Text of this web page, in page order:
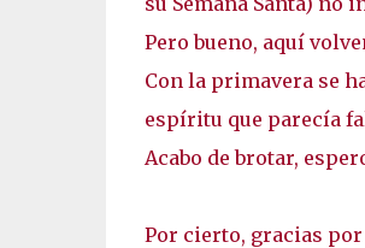
Pero bueno, aquí
Con la primavera se
espíritu que parecía
Acabo de brotar,
Por cierto, gracias por